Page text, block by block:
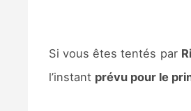
Si vous êtes tentés par
l’instant prévu pour le